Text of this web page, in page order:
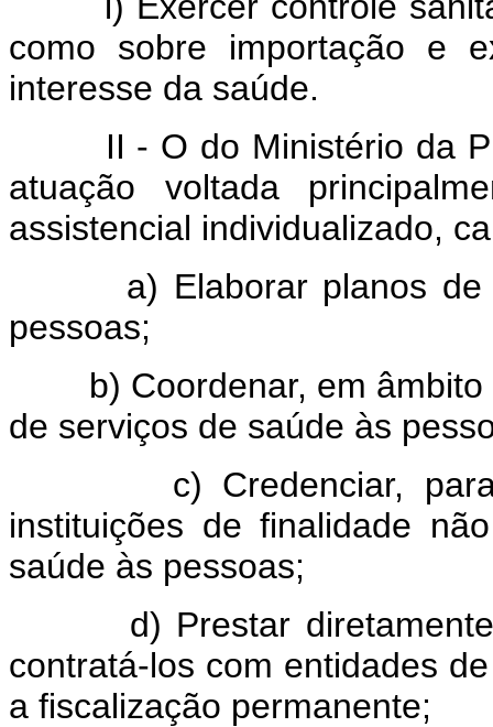
como sobre importação e
interesse da saúde.
II - O do Ministério da
atuação voltada
assistencial individualizado,
a) Elaborar planos de
pessoas;
b) Coordenar, em âmbito
de serviços de saúde às
c) Credenciar, para
instituições de finalidade
saúde às pessoas;
d) Prestar diretamente
contratá-los com entidades
a fiscalização permanente;